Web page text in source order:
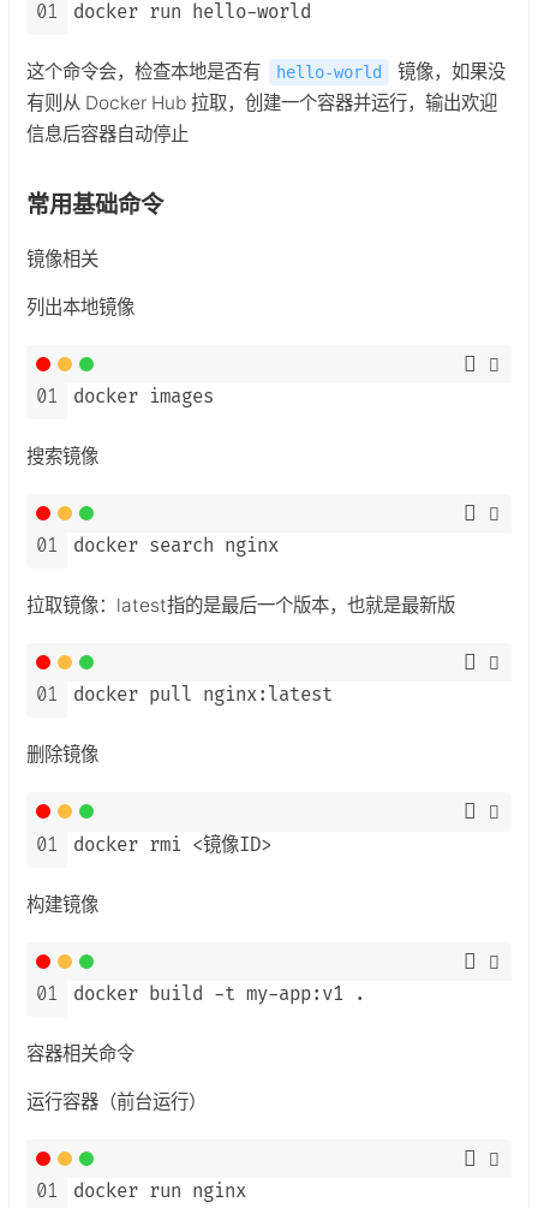
01 docker run hello-world
这个命令会，检查本地是否有 hello-world
镜像，如果没
有则从 Docker Hub 拉取，创建一个容器并运行，输出欢迎
信息后容器自动停止
常用基础命令
镜像相关
列出本地镜像
01 docker images
搜索镜像
01 docker search nginx
拉取镜像：latest指的是最后一个版本，也就是最新版
01 docker pull nginx:latest
删除镜像
01 docker rmi <镜像ID>
构建镜像
01 docker build -t my-app:v1 .
容器相关命令
运行容器（前台运行）
01 docker run nginx